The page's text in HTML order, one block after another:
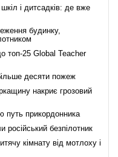
і дитсадків: де вже
будинку,
топ-25 Global Teacher
десяти пожеж
накриє грозовий
путь прикордонника
безпілотник
кімнату від мотлоху і